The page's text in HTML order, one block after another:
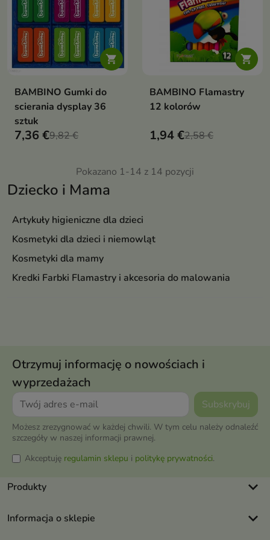
Dziecko i Mama
Artykuły higieniczne dla dzieci
Kosmetyki dla dzieci i niemowląt
Kosmetyki dla mamy
Kredki Farbki Flamastry i akcesoria do malowania

BAMBINO Gumki do
scierania dysplay 36
sztuk
7,36 €9,82 €

BAMBINO Flamastry
12 kolorów
1,94 €2,58 €
Pokazano 1-14 z 14 pozycji
Otrzymuj informację o nowościach i
wyprzedażach
Możesz zrezygnować w każdej chwili. W tym celu należy odnaleźć
szczegóły w naszej informacji prawnej.
Akceptuję regulamin sklepu i politykę prywatności.
Produkty keyboard_arrow_down
Informacja o sklepie keyboard_arrow_down